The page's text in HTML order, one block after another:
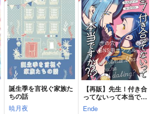
りらく
572 円（税込）
フェルディナンド×ローゼマイン
サンプル
作品詳細
暁月夜
550円（税込）
フェルディナンド×ローゼマイン
サンプル
作品詳細
誕生季を言祝ぐ家族た
ちの話
暁月夜
【再販】先生！付き合
ってないって本当です
か？
Ende